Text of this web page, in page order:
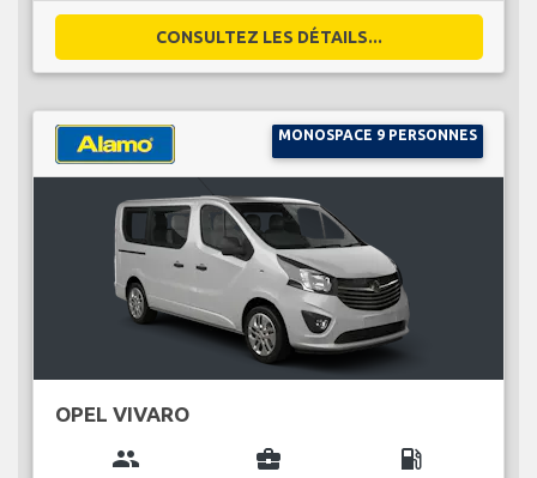
CONSULTEZ LES DÉTAILS...
MONOSPACE 9 PERSONNES
OPEL VIVARO
group business_center local_gas_station